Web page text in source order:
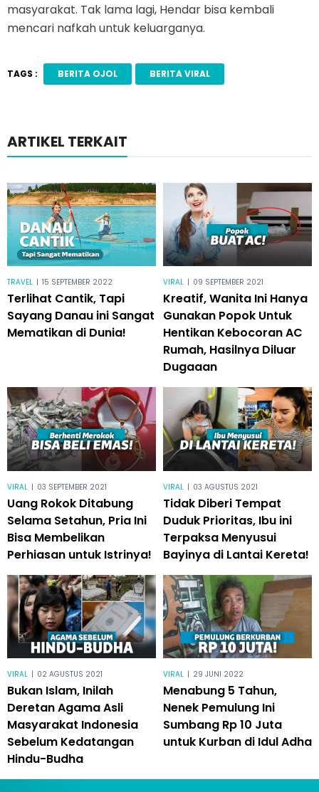
masyarakat. Tak lama lagi, Hendar bisa kembali
mencari nafkah untuk keluarganya.
TAGS : BERITA OJOL BERITA VIRAL
ARTIKEL TERKAIT
TRAVEL | 15 SEPTEMBER 2022
Terlihat Cantik, Tapi
Sayang Danau ini Sangat
Mematikan di Dunia!
VIRAL | 09 SEPTEMBER 2021
Kreatif, Wanita Ini Hanya
Gunakan Popok Untuk
Hentikan Kebocoran AC
Rumah, Hasilnya Diluar
Dugaaan
VIRAL | 03 SEPTEMBER 2021
Uang Rokok Ditabung
Selama Setahun, Pria Ini
Bisa Membelikan
Perhiasan untuk Istrinya!
VIRAL | 03 AGUSTUS 2021
Tidak Diberi Tempat
Duduk Prioritas, Ibu ini
Terpaksa Menyusui
Bayinya di Lantai Kereta!
VIRAL | 02 AGUSTUS 2021
Bukan Islam, Inilah
Deretan Agama Asli
Masyarakat Indonesia
Sebelum Kedatangan
Hindu-Budha
VIRAL | 29 JUNI 2022
Menabung 5 Tahun,
Nenek Pemulung Ini
Sumbang Rp 10 Juta
untuk Kurban di Idul Adha